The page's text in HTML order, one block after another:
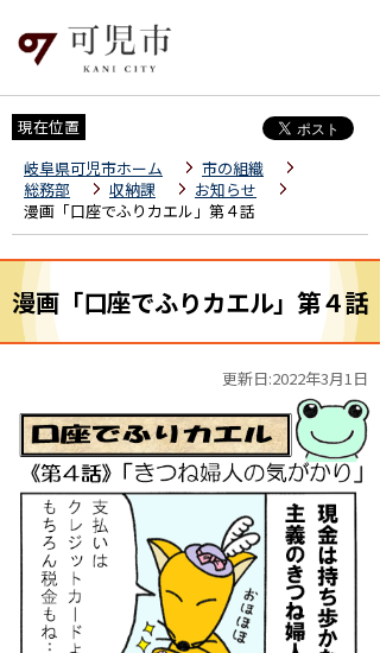
現在位置
岐阜県可児市ホーム
市の組織
総務部
収納課
お知らせ
漫画「口座でふりカエル」第４話
漫画「口座でふりカエル」第４話
更新日:2022年3月1日